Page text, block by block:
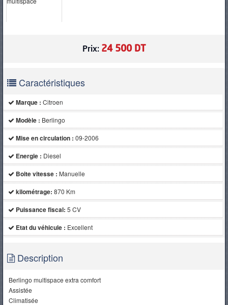
Prix: 24 500 DT
Caractéristiques
Marque : Citroen
Modèle : Berlingo
Mise en circulation : 09-2006
Energie : Diesel
Boite vitesse : Manuelle
kilométrage: 870 Km
Puissance fiscal: 5 CV
Etat du véhicule : Excellent
Description
Berlingo multispace extra comfort
Assistée
Climatisée